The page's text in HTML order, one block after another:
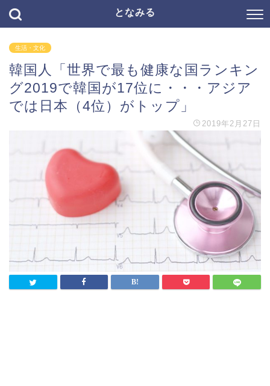
となみる
生活・文化
韓国人「世界で最も健康な国ランキン
グ2019で韓国が17位に・・・アジア
では日本（4位）がトップ」
2019年2月27日